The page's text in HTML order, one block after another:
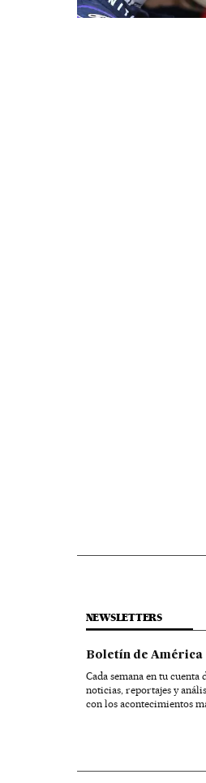
NEWSLETTERS
Boletín de América
Cada semana en tu
noticias, reportajes y
con los acontecimientos